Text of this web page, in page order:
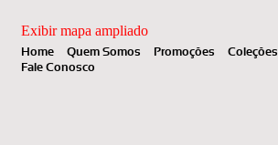
Exibir mapa ampliado
Home Quem Somos Promoções Coleções
Fale Conosco